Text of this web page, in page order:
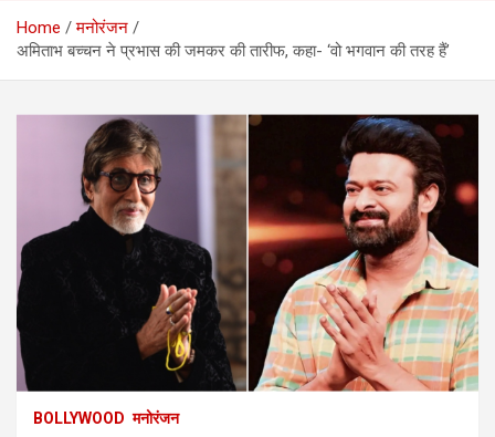
Home
मनोरंजन
अमिताभ बच्चन ने प्रभास की जमकर की तारीफ, कहा- ‘वो भगवान की तरह हैं’
BOLLYWOOD मनोरंजन